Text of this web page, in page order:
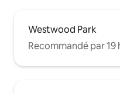
Westwood Park
Recommandé par